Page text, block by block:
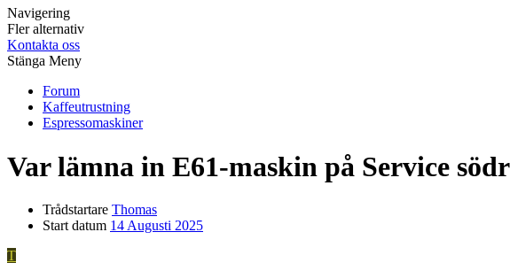
Navigering
Fler alternativ
Kontakta oss
Stänga Meny
Forum
Kaffeutrustning
Espressomaskiner
Var lämna in E61-maskin på Service
Trådstartare Thomas
Start datum 14 Augusti 2025
T